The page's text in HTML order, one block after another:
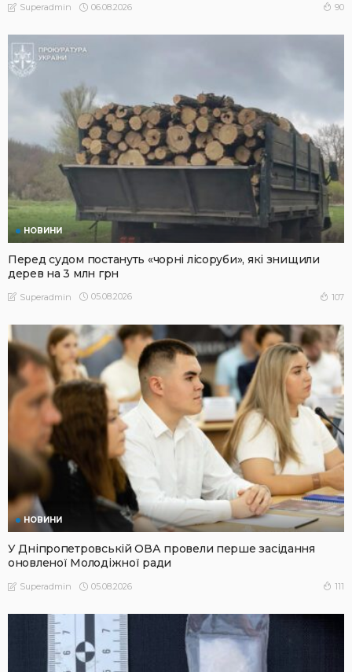
Superadmin 06.08.2026 90
НОВИНИ
Перед судом постануть «чорні лісоруби», які знищили
дерев на 3 млн грн
Superadmin 05.08.2026 107
НОВИНИ
У Дніпропетровській ОВА провели перше засідання
оновленої Молодіжної ради
Superadmin 05.08.2026 111